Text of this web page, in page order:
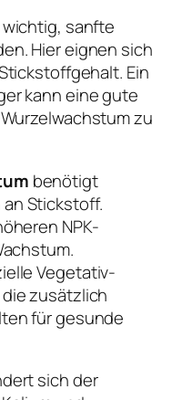
sanfte
Hier eignen sich
Ein
kann eine gute
zu
benötigt
Stickstoff.
NPK-
Vegetativ-
zusätzlich
für gesunde
sich der